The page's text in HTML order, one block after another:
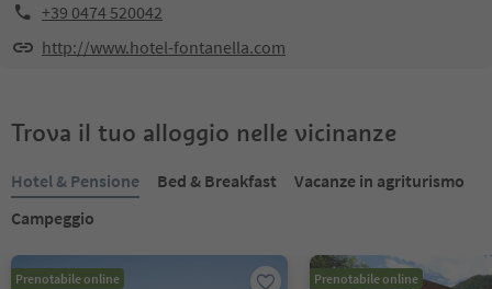
+39 0474 520042
http://www.hotel-fontanella.com
Trova il tuo alloggio nelle vicinanze
Hotel & Pensione Bed & Breakfast
Vacanze in agriturismo
Campeggio
Prenotabile online Prenotabile online